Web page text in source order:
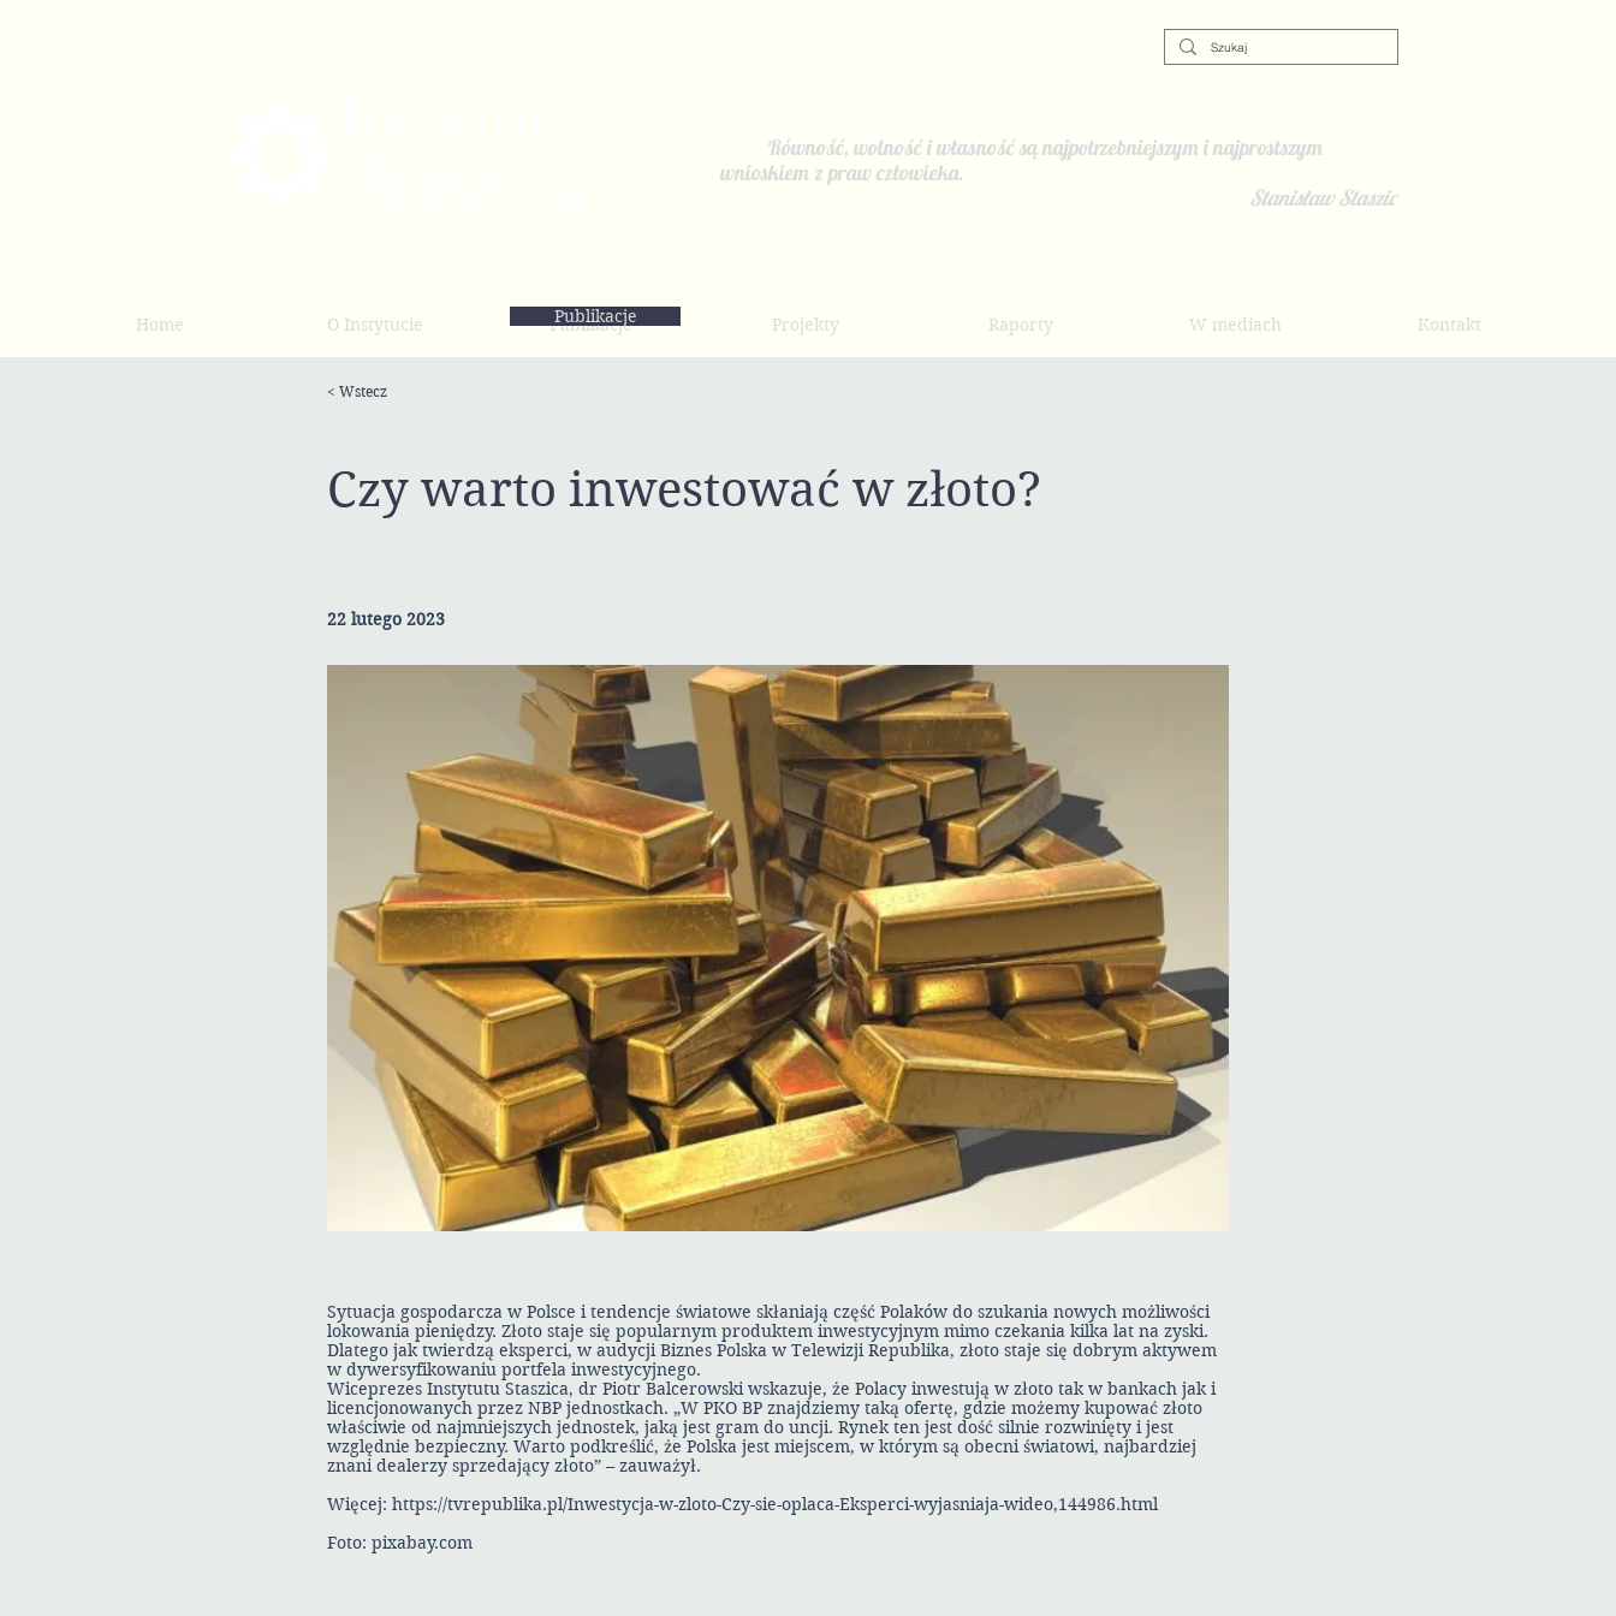
Równość, wolność i własność są najpotrzebniejszym i najprostszym
wnioskiem z praw człowieka.
Stanisław Staszic
Home O Instytucie Publikacje Projekty Raporty W mediach Kontakt
Publikacje
< Wstecz
Czy warto inwestować w złoto?
22 lutego 2023
Sytuacja gospodarcza w Polsce i tendencje światowe skłaniają część Polaków do szukania nowych możliwości
lokowania pieniędzy. Złoto staje się popularnym produktem inwestycyjnym mimo czekania kilka lat na zyski.
Dlatego jak twierdzą eksperci, w audycji Biznes Polska w Telewizji Republika, złoto staje się dobrym aktywem
w dywersyfikowaniu portfela inwestycyjnego.
Wiceprezes Instytutu Staszica, dr Piotr Balcerowski wskazuje, że Polacy inwestują w złoto tak w bankach jak i
licencjonowanych przez NBP jednostkach. „W PKO BP znajdziemy taką ofertę, gdzie możemy kupować złoto
właściwie od najmniejszych jednostek, jaką jest gram do uncji. Rynek ten jest dość silnie rozwinięty i jest
względnie bezpieczny. Warto podkreślić, że Polska jest miejscem, w którym są obecni światowi, najbardziej
znani dealerzy sprzedający złoto” – zauważył.
Więcej: https://tvrepublika.pl/Inwestycja-w-zloto-Czy-sie-oplaca-Eksperci-wyjasniaja-wideo,144986.html
Foto: pixabay.com